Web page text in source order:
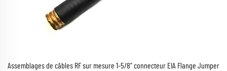
Assemblages de câbles RF sur mesure 1-5/8" connecteur EIA Flange Jumper